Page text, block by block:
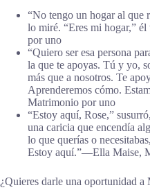
“No tengo un hogar al que
lo miré. “Eres mi hogar,”
por uno
“Quiero ser esa persona
la que te apoyas. Tú y yo,
más que a nosotros. Te
Aprenderemos cómo.
Matrimonio por uno
“Estoy aquí, Rose,”
una caricia que encendía
lo que querías o
Estoy aquí.”―Ella Maise,
¿Quieres darle una oportunidad